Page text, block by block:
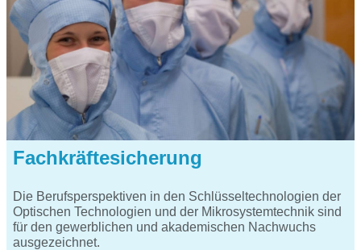
Fachkräftesicherung
Die Berufsperspektiven in den Schlüsseltechnologien der
Optischen Technologien und der Mikrosystemtechnik sind
für den gewerblichen und akademischen Nachwuchs
ausgezeichnet.